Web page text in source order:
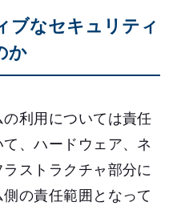
ブなセキュリティ
か
利用については責任
、ハードウェア、ネ
ストラクチャ部分に
の責任範囲となって